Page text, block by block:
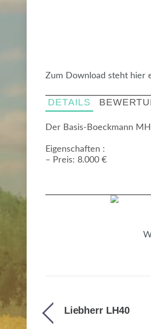
Zum Download steht hier
DETAILS
Der Basis-Boeckmann
Eigenschaften :
– Preis: 8.000 €
Liebherr LH40